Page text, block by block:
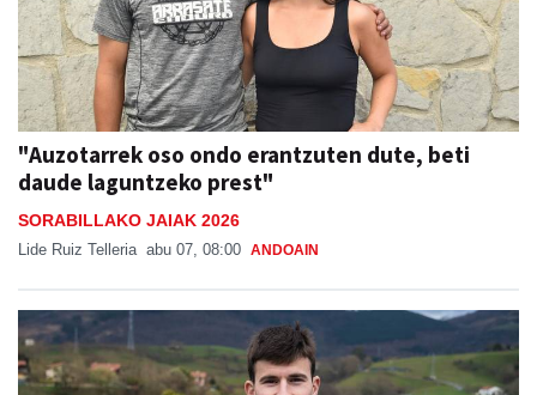
"Auzotarrek oso ondo erantzuten dute, beti
daude laguntzeko prest"
SORABILLAKO JAIAK 2026
Lide Ruiz Telleria abu 07, 08:00 ANDOAIN